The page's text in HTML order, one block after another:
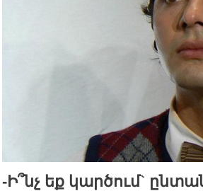
-Ի՞նչ եք կարծում`